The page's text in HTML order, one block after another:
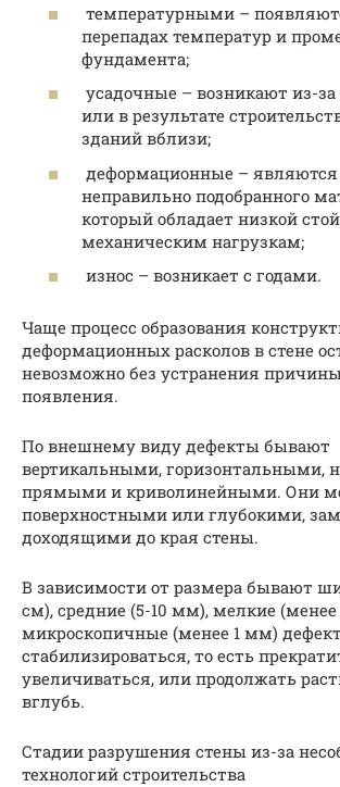
температурными –
перепадах температур и
фундамента;
усадочные – возникают из-
или в результате
зданий вблизи;
деформационные – являются
неправильно подобранного
который обладает низкой
механическим нагрузкам;
износ – возникает с годами.
Чаще процесс образования
деформационных расколов в стене
невозможно без устранения
появления.
По внешнему виду дефекты бывают
вертикальными, горизонтальными,
прямыми и криволинейными. Они
поверхностными или глубокими,
доходящими до края стены.
В зависимости от размера бывают
см), средние (5-10 мм), мелкие
микроскопичные (менее 1 мм)
стабилизироваться, то есть
увеличиваться, или продолжать
вглубь.
Стадии разрушения стены из-за
технологий строительства